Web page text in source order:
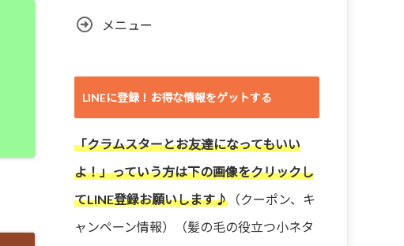
メニュー
LINEに登録！お得な情報をゲットする
「クラムスターとお友達になってもいい
よ！」っていう方は下の画像をクリックし
てLINE登録お願いします♪ （クーポン、キ
ャンペーン情報）（髪の毛の役立つ小ネタ